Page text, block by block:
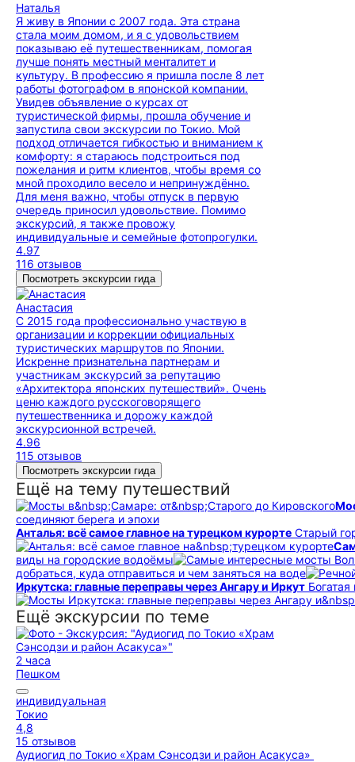
Наталья
Я живу в Японии с 2007 года. Эта страна
стала моим домом, и я с удовольствием
показываю её путешественникам, помогая
лучше понять местный менталитет и
культуру. В профессию я пришла после 8 лет
работы фотографом в японской компании.
Увидев объявление о курсах от
туристической фирмы, прошла обучение и
запустила свои экскурсии по Токио. Мой
подход отличается гибкостью и вниманием к
комфорту: я стараюсь подстроиться под
пожелания и ритм клиентов, чтобы время со
мной проходило весело и непринуждённо.
Для меня важно, чтобы отпуск в первую
очередь приносил удовольствие. Помимо
экскурсий, я также провожу
индивидуальные и семейные фотопрогулки.
4.97
116 отзывов
Посмотреть экскурсии гида
Анастасия
С 2015 года профессионально участвую в
организации и коррекции официальных
туристических маршрутов по Японии.
Искренне признательна партнерам и
участникам экскурсий за репутацию
«Архитектора японских путешествий». Очень
ценю каждого русскоговорящего
путешественника и дорожу каждой
экскурсионной встречей.
4.96
115 отзывов
Посмотреть экскурсии гида
Ещё на тему путешествий
соединяют берега и эпохи
Анталья: всё самое главное на турецком курорте Старый
виды на городские водоёмы
добраться, куда отправиться и чем заняться на воде
Иркутска: главные переправы через Ангару и Иркут
Ещё экскурсии по теме
2 часа
Пешком
индивидуальная
Токио
4,8
15 отзывов
Аудиогид по Токио «Храм Сэнсодзи и район Асакуса»